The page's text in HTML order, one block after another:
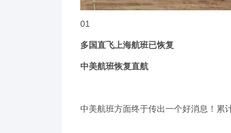
01
多国直飞上海航班已恢复
中美航班恢复直航
中美航班方面终于传出一个好消息！累